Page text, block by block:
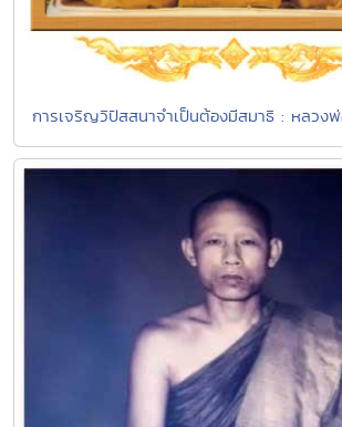
การเจริญวิปัสสนาจำเป็นต้องมีสมาธิ : หลวง